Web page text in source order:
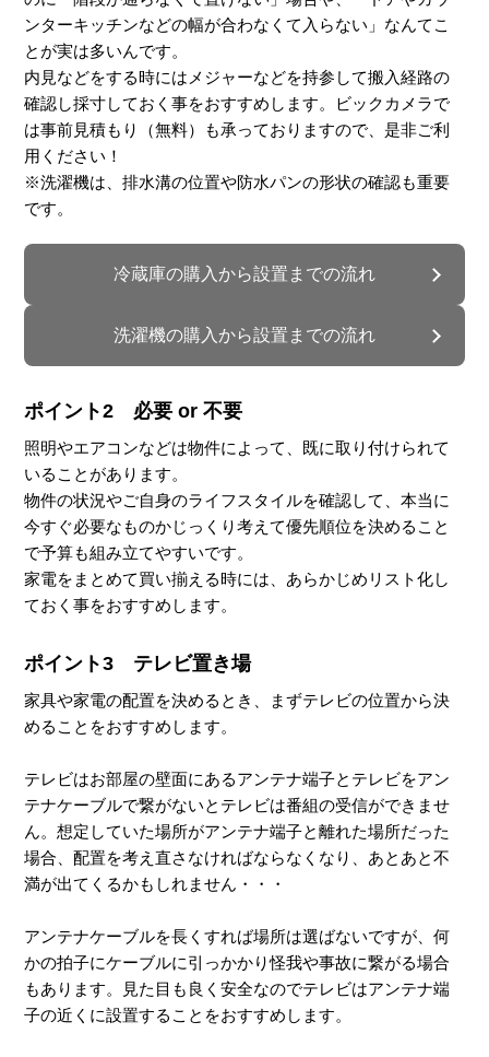
ンターキッチンなどの幅が合わなくて入らない」なんてこ
とが実は多いんです。
内見などをする時にはメジャーなどを持参して搬入経路の
確認し採寸しておく事をおすすめします。ビックカメラで
は事前見積もり（無料）も承っておりますので、是非ご利
用ください！
※洗濯機は、排水溝の位置や防水パンの形状の確認も重要
です。
冷蔵庫の購入から設置までの流れ
洗濯機の購入から設置までの流れ
ポイント2 必要 or 不要
照明やエアコンなどは物件によって、既に取り付けられて
いることがあります。
物件の状況やご自身のライフスタイルを確認して、本当に
今すぐ必要なものかじっくり考えて優先順位を決めること
で予算も組み立てやすいです。
家電をまとめて買い揃える時には、あらかじめリスト化し
ておく事をおすすめします。
ポイント3 テレビ置き場
家具や家電の配置を決めるとき、まずテレビの位置から決
めることをおすすめします。
テレビはお部屋の壁面にあるアンテナ端子とテレビをアン
テナケーブルで繋がないとテレビは番組の受信ができませ
ん。想定していた場所がアンテナ端子と離れた場所だった
場合、配置を考え直さなければならなくなり、あとあと不
満が出てくるかもしれません・・・
アンテナケーブルを長くすれば場所は選ばないですが、何
かの拍子にケーブルに引っかかり怪我や事故に繋がる場合
もあります。見た目も良く安全なのでテレビはアンテナ端
子の近くに設置することをおすすめします。